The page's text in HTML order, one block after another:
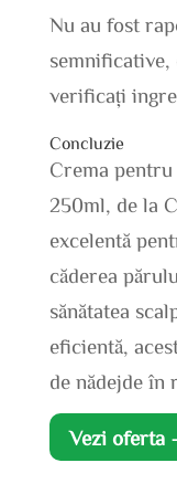
Nu au fost
semnificative,
verificați
Concluzie
Crema pentru
250ml, de la
excelentă
căderea
sănătatea
eficientă,
de nădejde în
Vezi oferta